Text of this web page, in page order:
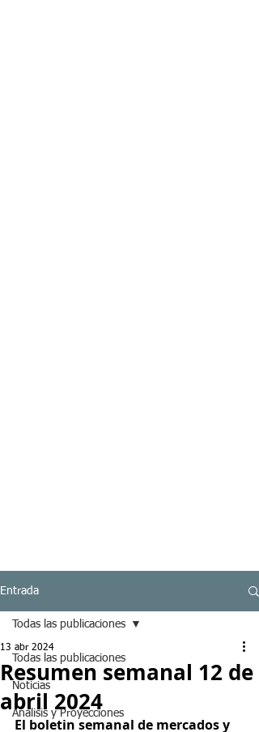
Entrada
Todas las publicaciones
Noticias
Analisis y Proyecciones
Todas las publicaciones
Resumen semanal 12 de
abril 2024
13 abr 2024
El boletin semanal de mercados y